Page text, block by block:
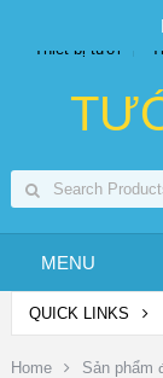
SP PHUN
Thiết bị tưới
MENU
QUICK LINKS
Home Sản phẩm